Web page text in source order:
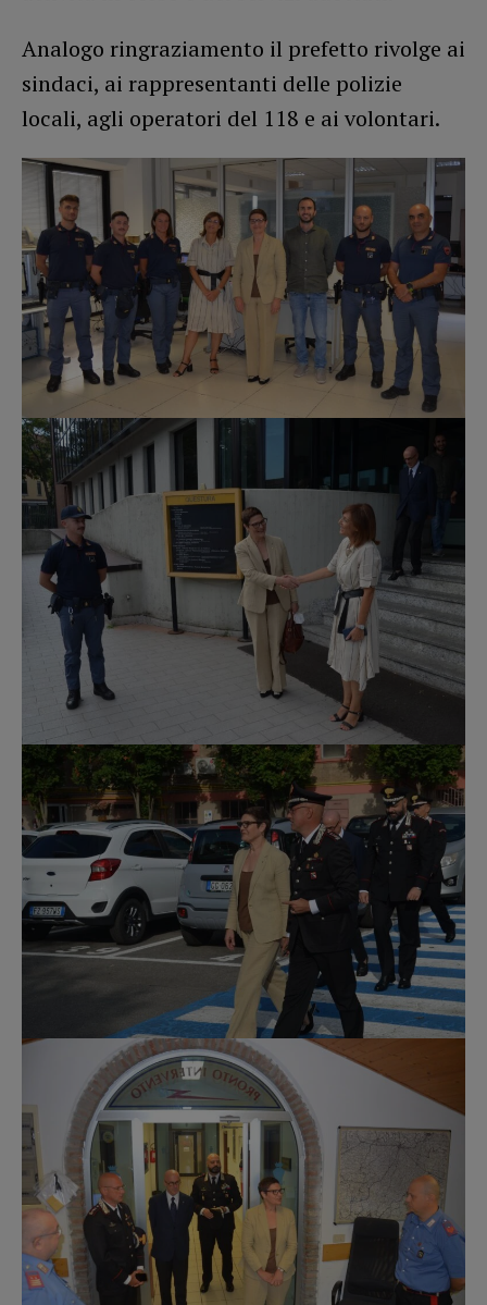
Analogo ringraziamento il prefetto rivolge ai
sindaci, ai rappresentanti delle polizie
locali, agli operatori del 118 e ai volontari.